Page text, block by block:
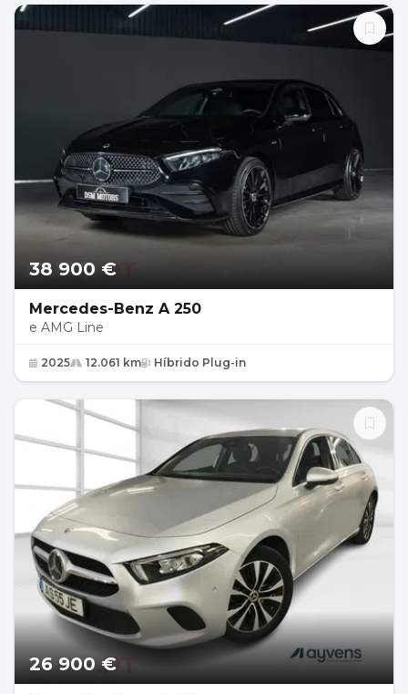
38 900 €
Mercedes-Benz A 250
e AMG Line
2025 12.061 km Híbrido Plug-in
26 900 €